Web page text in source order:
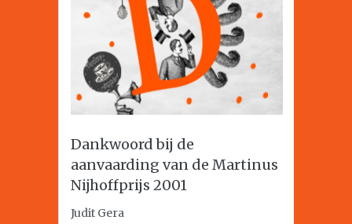
Dankwoord bij de
aanvaarding van de Martinus
Nijhoffprijs 2001
Judit Gera